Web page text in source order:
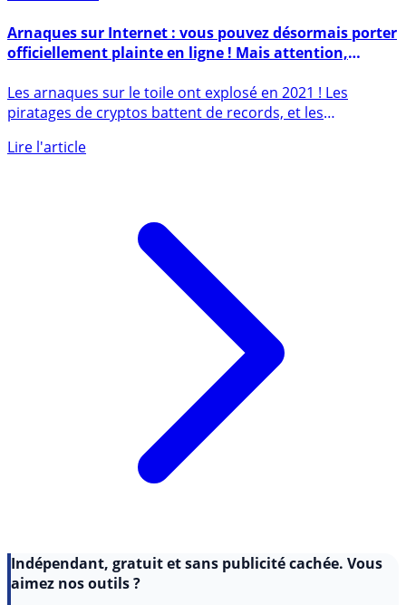
Arnaques sur Internet : vous pouvez désormais porter
méfiez-vous des faux sites !
Les arnaques sur le toile ont explosé en 2021 ! Les
piratages de cryptos battent de records, et les
épargnants (...)
Indépendant, gratuit et sans publicité cachée. Vous